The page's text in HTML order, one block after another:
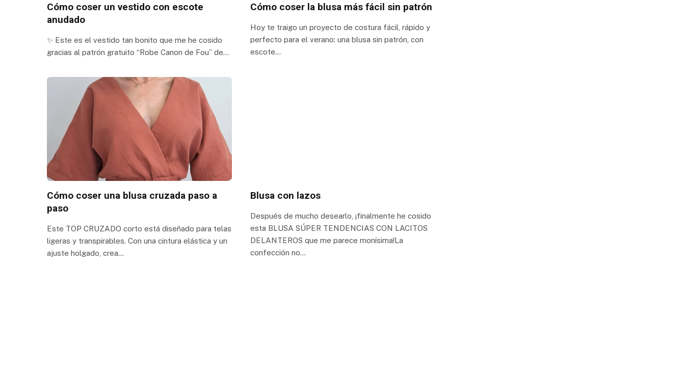
Cómo coser un vestido con escote
anudado
✨ Este es el vestido tan bonito que me he cosido
gracias al patrón gratuito “Robe Canon de Fou” de…
Cómo coser la blusa más fácil sin patrón
Hoy te traigo un proyecto de costura fácil, rápido y
perfecto para el verano: una blusa sin patrón, con
escote…
Cómo coser una blusa cruzada paso a
paso
Este TOP CRUZADO corto está diseñado para telas
ligeras y transpirables. Con una cintura elástica y un
ajuste holgado, crea…
Blusa con lazos
Después de mucho desearlo, ¡finalmente he cosido
esta BLUSA SÚPER TENDENCIAS CON LACITOS
DELANTEROS que me parece monísima!La
confección no…